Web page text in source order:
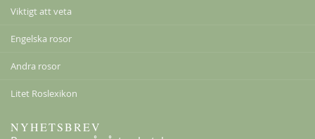
Viktigt att veta
Engelska rosor
Andra rosor
Litet Roslexikon
NYHETSBREV